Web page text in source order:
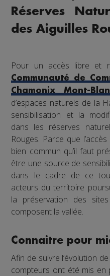
Réserves
des Aiguilles
Pour un accès libre et
Communauté de
Chamonix Mont-
d’espaces naturels de la
sensibilisation et la
dans les réserves
Rouges. Parce que
bien commun qu’il faut
être une source de
dans le cadre de ce
acteurs du territoire
la préservation des
composent la vallée.
Connaitre pour
Afin de suivre l’évolution
compteurs ont été mis en